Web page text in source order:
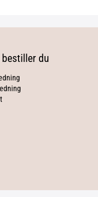
bestiller du